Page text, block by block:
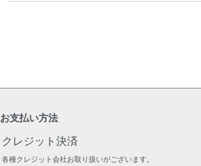
お支払い方法
クレジット決済
各種クレジット会社お取り扱いがございます。